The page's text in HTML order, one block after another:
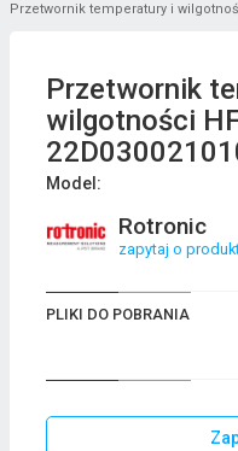
Przetwornik temperatury i
Przetwornik
wilgotności
Model:
Rotronic
zapytaj o
PLIKI DO POBRANIA